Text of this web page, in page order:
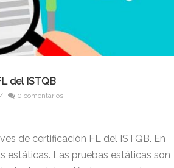
del ISTQB
0 comentarios
de certificación FL del ISTQB. En
estáticas. Las pruebas estáticas son